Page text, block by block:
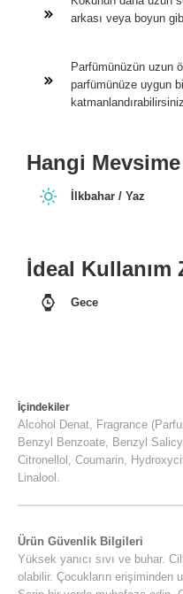
arkası veya boyun
Parfümünüzün uzun
parfümünüze uygun
Ürün Güvenlik Bilgileri
Yüksek yanıcı sıvı ve buhar.
olabilir. Çocukların erişiminden
Hangi
İlkbahar / Yaz
İdeal Kullanım
Gece
İçindekiler
Alcohol Denat, Fragrance
Benzyl Benzoate, Benzyl
Citronellol, Coumarin,
Linalool.